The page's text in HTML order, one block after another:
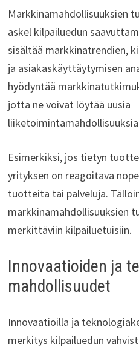
Markkinamahdollisuuksien
askel kilpailuedun
sisältää markkinatrendien,
ja asiakaskäyttäytymisen
hyödyntää
jotta ne voivat löytää uusia
Esimerkiksi, jos tietyn
yrityksen on reagoitava
tuotteita tai palveluja.
markkinamahdollisuuksien
merkittäviin kilpailuetuisiin.
Innovaatioiden ja
mahdollisuudet
Innovaatioilla ja
merkitys kilpailuedun